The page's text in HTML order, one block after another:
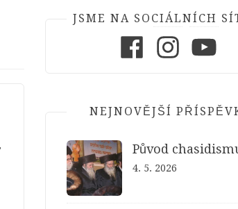
JSME NA SOCIÁLNÍCH
NEJNOVĚJŠÍ
Původ
4. 5. 2026